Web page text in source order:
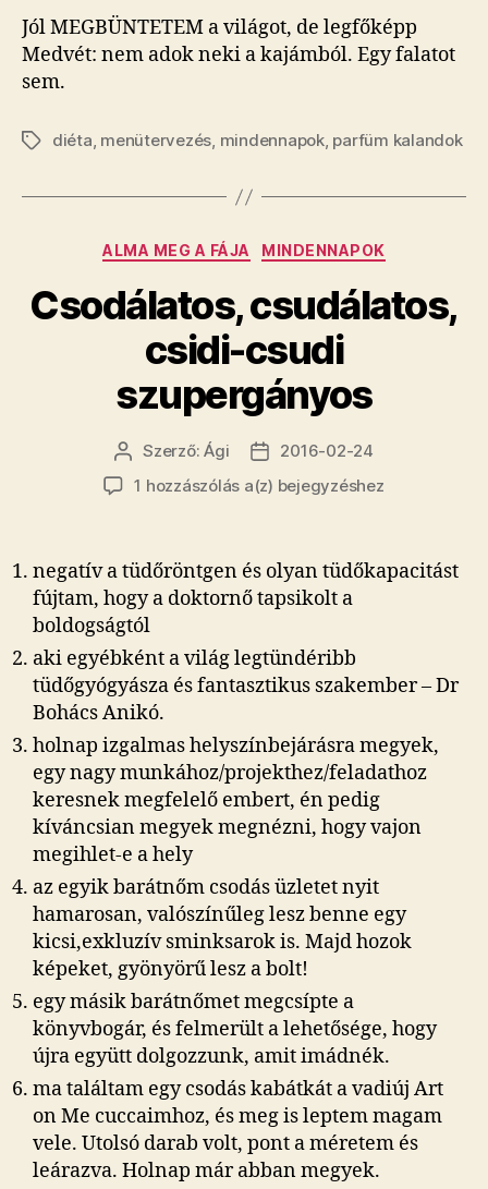
Jól MEGBÜNTETEM a világot, de legfőképp
Medvét: nem adok neki a kajámból. Egy falatot
sem.
Címkék
diéta, menütervezés, mindennapok, parfüm kalandok
Kategóriák
ALMA MEG A FÁJA MINDENNAPOK
Csodálatos, csudálatos,
csidi-csudi
szupergányos
Bejegyzés
szerzője
Szerző:Ági
Bejegyzés
dátuma
2016-02-24
1 hozzászólás a(z)Csodálatos,
szupergányos
bejegyzéshez
negatív a tüdőröntgen és olyan tüdőkapacitást
fújtam, hogy a doktornő tapsikolt a
boldogságtól
aki egyébként a világ legtündéribb
tüdőgyógyásza és fantasztikus szakember – Dr
Bohács Anikó.
holnap izgalmas helyszínbejárásra megyek,
egy nagy munkához/projekthez/feladathoz
keresnek megfelelő embert, én pedig
kíváncsian megyek megnézni, hogy vajon
megihlet-e a hely
az egyik barátnőm csodás üzletet nyit
hamarosan, valószínűleg lesz benne egy
kicsi,exkluzív sminksarok is. Majd hozok
képeket, gyönyörű lesz a bolt!
egy másik barátnőmet megcsípte a
könyvbogár, és felmerült a lehetősége, hogy
újra együtt dolgozzunk, amit imádnék.
ma találtam egy csodás kabátkát a vadiúj Art
on Me cuccaimhoz, és meg is leptem magam
vele. Utolsó darab volt, pont a méretem és
leárazva. Holnap már abban megyek.